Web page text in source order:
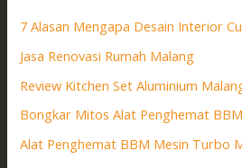
7 Alasan Mengapa Desain Interior
Jasa Renovasi Rumah Malang
Review Kitchen Set Aluminium
Bongkar Mitos Alat Penghemat
Alat Penghemat BBM Mesin Turbo